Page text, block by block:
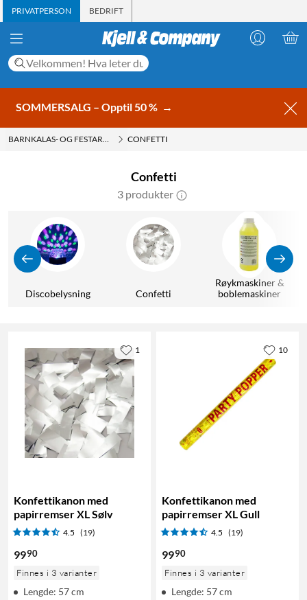
PRIVATPERSON BEDRIFT
SOMMERSALG – Opptil 50 % →
BARNKALAS- OG FESTARTIKLERCONFETTI
Confetti
3 produkter
Discobelysning Confetti
Røykmaskiner &
boblemaskiner
Konfettikanon med
papirremser XL Sølv
4.5 (19)
9990
Finnes i 3 varianter
Lengde: 57 cm
1
Konfettikanon med
papirremser XL Gull
4.5 (19)
9990
Finnes i 3 varianter
Lengde: 57 cm
10